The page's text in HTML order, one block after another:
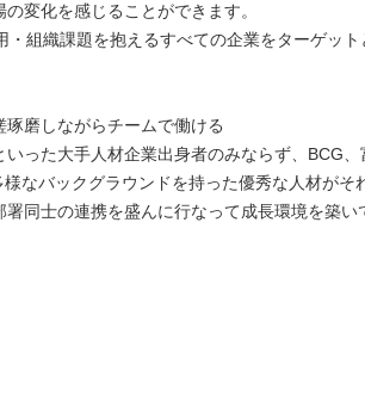
変化を感じることができます。
・組織課題を抱えるすべての企業をターゲッ
磨しながらチームで働ける
った大手人材企業出身者のみならず、BCG、
なバックグラウンドを持った優秀な人材がそ
同士の連携を盛んに行なって成長環境を築い